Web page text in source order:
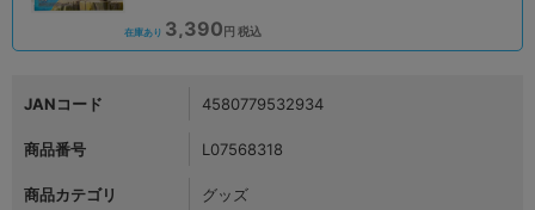
在庫あり 3,390円 税込
JANコード 4580779532934
商品番号 L07568318
商品カテゴリ グッズ